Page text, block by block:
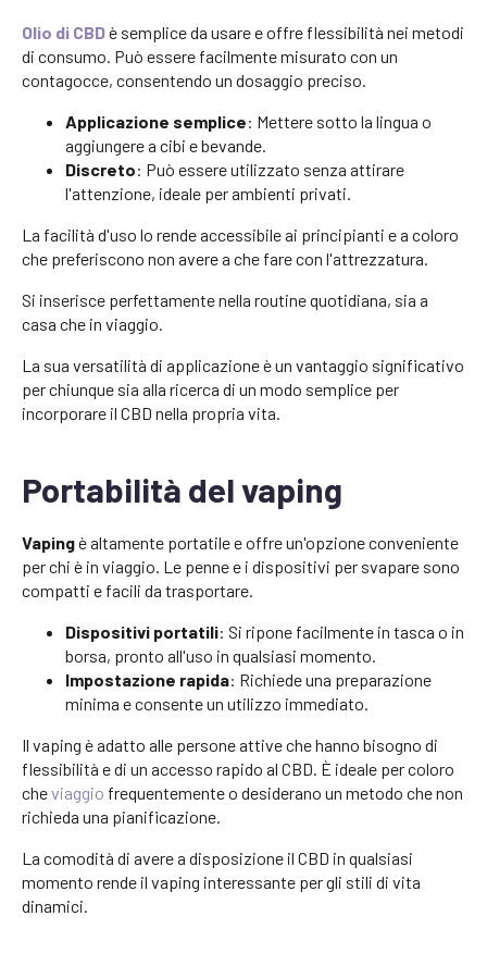
Olio di CBDè semplice da usare e offre flessibilità nei metodi
di consumo. Può essere facilmente misurato con un
contagocce, consentendo un dosaggio preciso.
Applicazione semplice: Mettere sotto la lingua o
aggiungere a cibi e bevande.
Discreto: Può essere utilizzato senza attirare
l'attenzione, ideale per ambienti privati.
La facilità d'uso lo rende accessibile ai principianti e a coloro
che preferiscono non avere a che fare con l'attrezzatura.
Si inserisce perfettamente nella routine quotidiana, sia a
casa che in viaggio.
La sua versatilità di applicazione è un vantaggio significativo
per chiunque sia alla ricerca di un modo semplice per
incorporare il CBD nella propria vita.
Portabilità del vaping
Vapingè altamente portatile e offre un'opzione conveniente
per chi è in viaggio. Le penne e i dispositivi per svapare sono
compatti e facili da trasportare.
Dispositivi portatili: Si ripone facilmente in tasca o in
borsa, pronto all'uso in qualsiasi momento.
Impostazione rapida: Richiede una preparazione
minima e consente un utilizzo immediato.
Il vaping è adatto alle persone attive che hanno bisogno di
flessibilità e di un accesso rapido al CBD. È ideale per coloro
cheviaggio frequentemente o desiderano un metodo che non
richieda una pianificazione.
La comodità di avere a disposizione il CBD in qualsiasi
momento rende il vaping interessante per gli stili di vita
dinamici.